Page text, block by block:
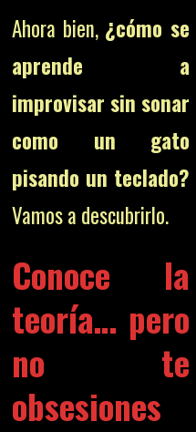
Ahora bien, ¿cómo se
aprende a
improvisar sin sonar
como un gato
pisando un teclado?
Vamos a descubrirlo.
Conoce la
teoría… pero
no te
obsesiones